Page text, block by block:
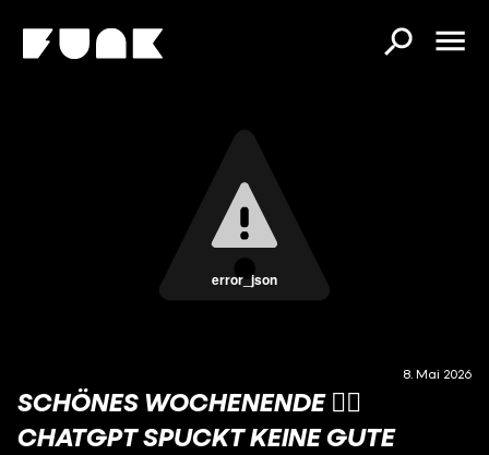
error_json
8. Mai 2026
SCHÖNES WOCHENENDE ✌🏼
CHATGPT SPUCKT KEINE GUTE